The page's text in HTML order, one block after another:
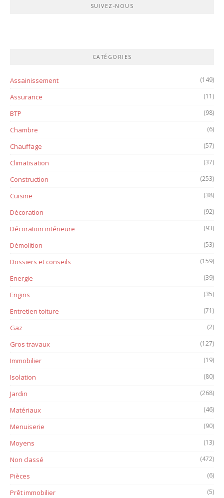
SUIVEZ-NOUS
CATÉGORIES
Assainissement (149)
Assurance (11)
BTP (98)
Chambre (6)
Chauffage (57)
Climatisation (37)
Construction (253)
Cuisine (38)
Décoration (92)
Décoration intérieure (93)
Démolition (53)
Dossiers et conseils (159)
Energie (39)
Engins (35)
Entretien toiture (71)
Gaz (2)
Gros travaux (127)
Immobilier (19)
Isolation (80)
Jardin (268)
Matériaux (46)
Menuiserie (90)
Moyens (13)
Non classé (472)
Pièces (6)
Prêt immobilier (5)